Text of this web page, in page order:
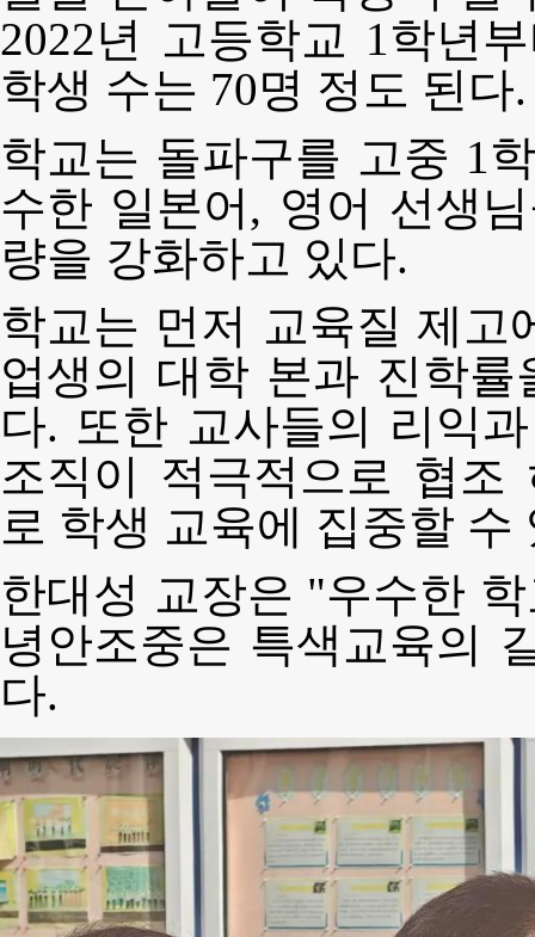
2022년 고등학교 1학년
학생 수는 70명 정도 된다.
학교는 돌파구를 고중 1
수한 일본어, 영어 선생
량을 강화하고 있다.
학교는 먼저 교육질 제고
업생의 대학 본과 진학률
다. 또한 교사들의 리익
조직이 적극적으로 협조
로 학생 교육에 집중할
한대성 교장은 "우수한
녕안조중은 특색교육의
다.